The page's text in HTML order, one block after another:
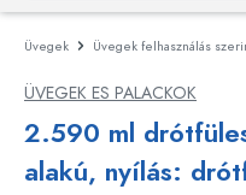
Üvegek Üvegek felhasználás
ÜVEGEK ES PALACKOK
2.590 ml
alakú, nyílás: